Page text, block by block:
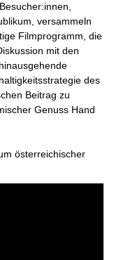
versammeln
Filmprogramm, die
mit den
des
Beitrag zu
Genuss Hand
österreichischer